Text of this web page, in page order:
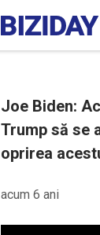
Joe Biden:
Trump să se
oprirea
acum 6 ani